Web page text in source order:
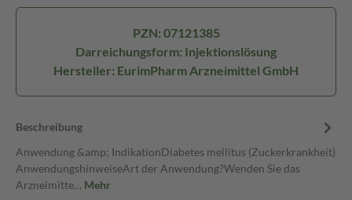
PZN: 07121385
Darreichungsform: Injektionslösung
Hersteller: EurimPharm Arzneimittel GmbH
Beschreibung
Anwendung &amp; IndikationDiabetes mellitus (Zuckerkrankheit)
AnwendungshinweiseArt der Anwendung?Wenden Sie das
Arzneimitte… Mehr